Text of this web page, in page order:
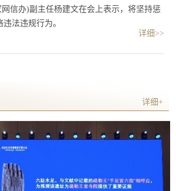
信办)副主任杨建文在会上表示，将坚持惩
法违规行为。
详细>>
详细+